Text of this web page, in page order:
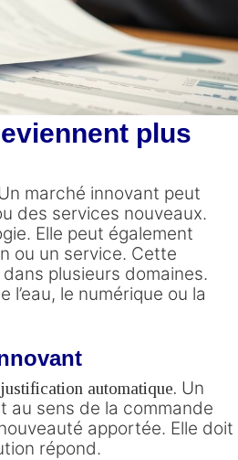
plus
marché innovant peut
des services nouveaux.
Elle peut également
ou un service. Cette
plusieurs domaines.
l’eau, le numérique ou la
automatique. Un
au sens de la commande
apportée. Elle doit
répond.